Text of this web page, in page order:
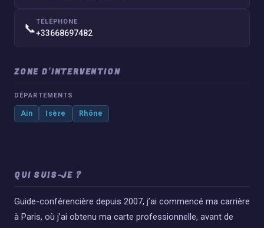
QUI SUIS-JE ?
Guide-conférencière depuis 2007, j’ai commencé ma carrière
à Paris, où j’ai obtenu ma carte professionnelle, avant de
📞TÉLÉPHONE
+33668697482
ZONE D'INTERVENTION
DÉPARTEMENTS
Ain Isère Rhône